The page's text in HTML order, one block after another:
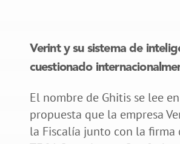
Verint y su sistema de
cuestionado
El nombre de Ghitis se lee
propuesta que la empresa
la Fiscalía junto con la firma